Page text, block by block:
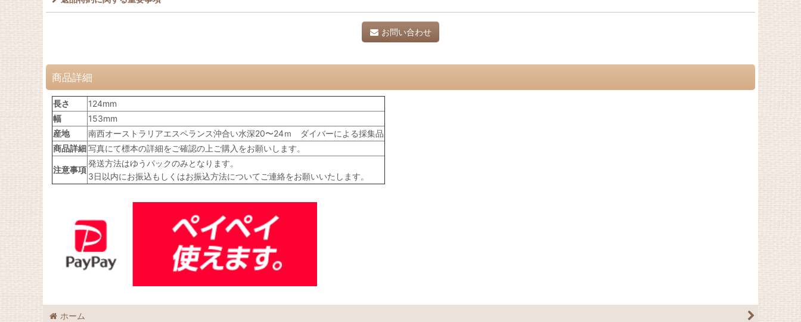
お問い合わせ
商品詳細
長さ
124mm
幅
153mm
産地
南西オーストラリアエスペランス沖合い水深20〜24ｍ ダイバーによる採集品
商品詳細写真にて標本の詳細をご確認の上ご購入をお願いします。
注意事項
発送方法はゆうパックのみとなります。
3日以内にお振込もしくはお振込方法についてご連絡をお願いいたします。
ホーム